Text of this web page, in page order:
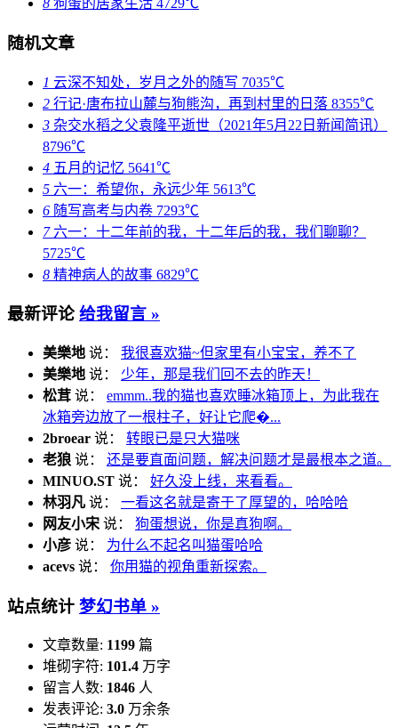
8 狗蛋的居家生活 4729℃
随机文章
1 云深不知处，岁月之外的随写 7035℃
2 行记·唐布拉山麓与狗熊沟，再到村里的日落 8355℃
3 杂交水稻之父袁隆平逝世（2021年5月22日新闻简讯）
8796℃
4 五月的记忆 5641℃
5 六一：希望你，永远少年 5613℃
6 随写高考与内卷 7293℃
7六一：十二年前的我，十二年后的我，我们聊聊？
5725℃
8 精神病人的故事 6829℃
最新评论 给我留言 »
美樂地 说： 我很喜欢猫~但家里有小宝宝，养不了
美樂地 说： 少年，那是我们回不去的昨天！
松茸 说： emmm..我的猫也喜欢睡冰箱顶上，为此我在
冰箱旁边放了一根柱子，好让它爬�...
2broear 说： 转眼已是只大猫咪
老狼 说： 还是要直面问题，解决问题才是最根本之道。
MINUO.ST 说： 好久没上线，来看看。
林羽凡 说： 一看这名就是寄于了厚望的，哈哈哈
网友小宋 说： 狗蛋想说，你是真狗啊。
小彦 说： 为什么不起名叫猫蛋哈哈
acevs 说： 你用猫的视角重新探索。
站点统计 梦幻书单 »
文章数量: 1199 篇
堆砌字符: 101.4 万字
留言人数: 1846 人
发表评论: 3.0 万余条